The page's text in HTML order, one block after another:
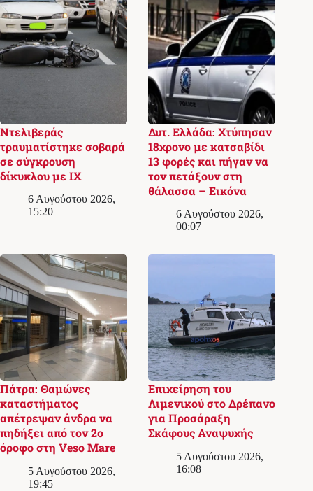
Ντελιβεράς
τραυματίστηκε σοβαρά
σε σύγκρουση
δίκυκλου με ΙΧ
6 Αυγούστου 2026,
15:20
Δυτ. Ελλάδα: Χτύπησαν
18χρονο με κατσαβίδι
13 φορές και πήγαν να
τον πετάξουν στη
θάλασσα – Εικόνα
6 Αυγούστου 2026,
00:07
Πάτρα: Θαμώνες
καταστήματος
απέτρεψαν άνδρα να
πηδήξει από τον 2ο
όροφο στη Veso Mare
5 Αυγούστου 2026,
19:45
Επιχείρηση του
Λιμενικού στο Δρέπανο
για Προσάραξη
Σκάφους Αναψυχής
5 Αυγούστου 2026,
16:08